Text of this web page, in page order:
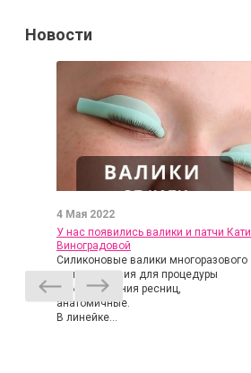
Новости
4 Мая 2022
У нас появились валики и патчи Кати
Виноградовой
Силиконовые валики многоразового
использования для процедуры
ламинирования ресниц,
анатомичные.
В линейке...